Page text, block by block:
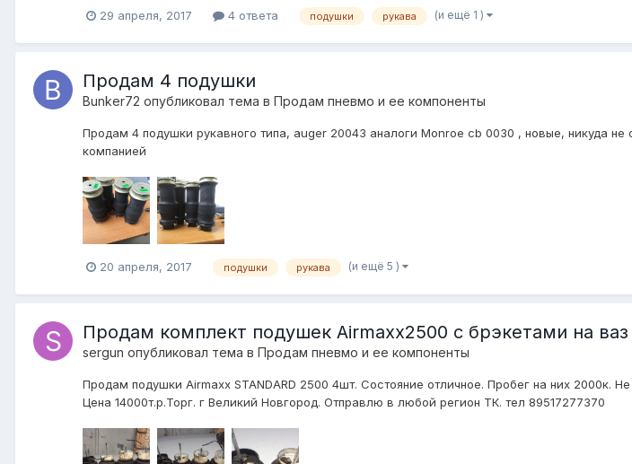
29 апреля, 2017 4 ответа подушки рукава (и ещё 1 )
Продам 4 подушки
Bunker72 опубликовал тема в Продам пневмо и ее компоненты
Продам 4 подушки рукавного типа, auger 20043 аналоги Monroe cb 0030 , новые, никуда
компанией
20 апреля, 2017 подушки рукава (и ещё 5 )
Продам комплект подушек Airmaxx2500 с брэкетами на ваз
sergun опубликовал тема в Продам пневмо и ее компоненты
Продам подушки Airmaxx STANDARD 2500 4шт. Состояние отличное. Пробег на них 2000к.
Цена 14000т.р.Торг. г Великий Новгород. Отправлю в любой регион ТК. тел 89517277370